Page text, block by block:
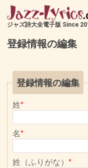
ジャズ詩大全電子版 Since
登録情報の編集
登録情報の編集
姓*
名*
姓（ふりがな） *